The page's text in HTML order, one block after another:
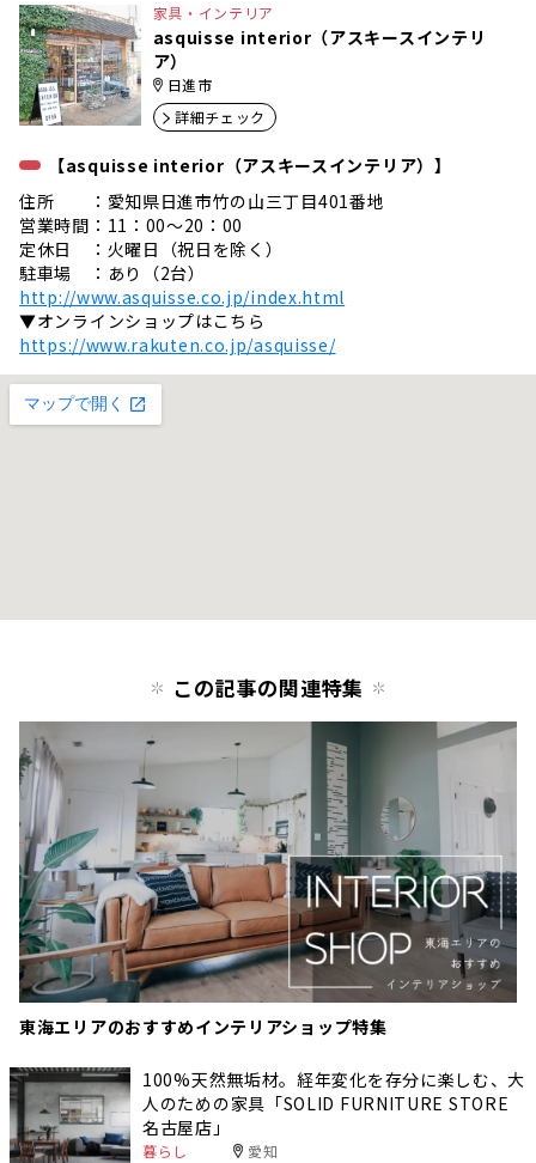
家具・インテリア
asquisse interior（アスキースインテリ
ア）
日進市
詳細チェック
【asquisse interior（アスキースインテリア）】
住所 ：愛知県日進市竹の山三丁目401番地
営業時間：11：00～20：00
定休日 ：火曜日（祝日を除く）
駐車場 ：あり（2台）
http://www.asquisse.co.jp/index.html
▼オンラインショップはこちら
https://www.rakuten.co.jp/asquisse/
この記事の関連特集
東海エリアのおすすめインテリアショップ特集
100%天然無垢材。経年変化を存分に楽しむ、大
人のための家具「SOLID FURNITURE STORE
名古屋店」
暮らし 愛知